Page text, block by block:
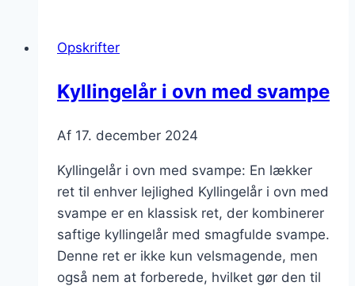
ris
Opskrifter
Kyllingelår i ovn med svampe
Af 17. december 2024
Kyllingelår i ovn med svampe: En lækker
ret til enhver lejlighed Kyllingelår i ovn med
svampe er en klassisk ret, der kombinerer
saftige kyllingelår med smagfulde svampe.
Denne ret er ikke kun velsmagende, men
også nem at forberede, hvilket gør den til